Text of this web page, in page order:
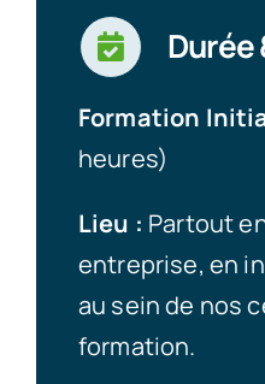
Durée
Formation
heures)
Lieu : Partout
entreprise, en
au sein de nos
formation.